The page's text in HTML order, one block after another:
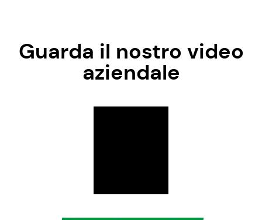
Guarda il nostro video
aziendale